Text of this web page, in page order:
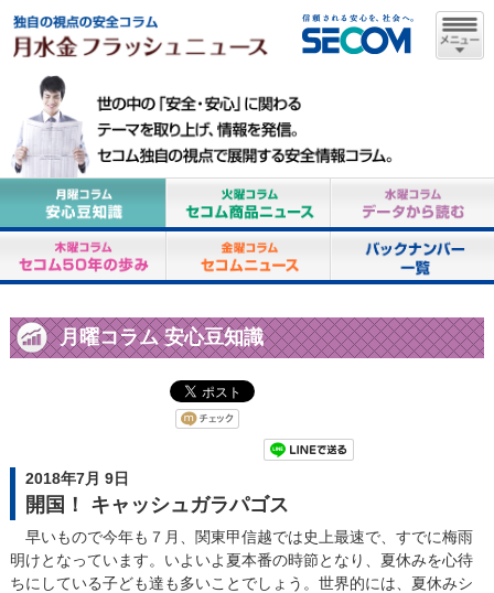
月曜コラム 安心豆知識
2018年7月 9日
開国！ キャッシュガラパゴス
早いもので今年も７月、関東甲信越では史上最速で、すでに梅雨
明けとなっています。いよいよ夏本番の時節となり、夏休みを心待
ちにしている子ども達も多いことでしょう。世界的には、夏休みシ